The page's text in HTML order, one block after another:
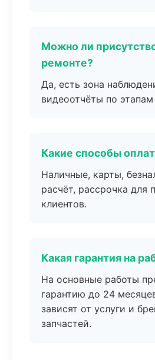
Можно ли
ремонте?
Да, есть зона
видеоотчёты по этапам
Какие способы
Наличные, карты,
расчёт, рассрочка для
клиентов.
Какая гарантия на
На основные работы
гарантию до 24
зависят от услуги и
запчастей.